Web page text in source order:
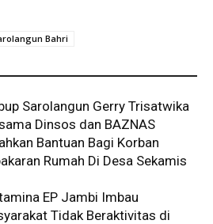
Bahri
Sarolangun Gerry Trisatwika
Dinsos dan BAZNAS
Bantuan Bagi Korban
Rumah Di Desa Sekamis
EP Jambi Imbau
Tidak Beraktivitas di